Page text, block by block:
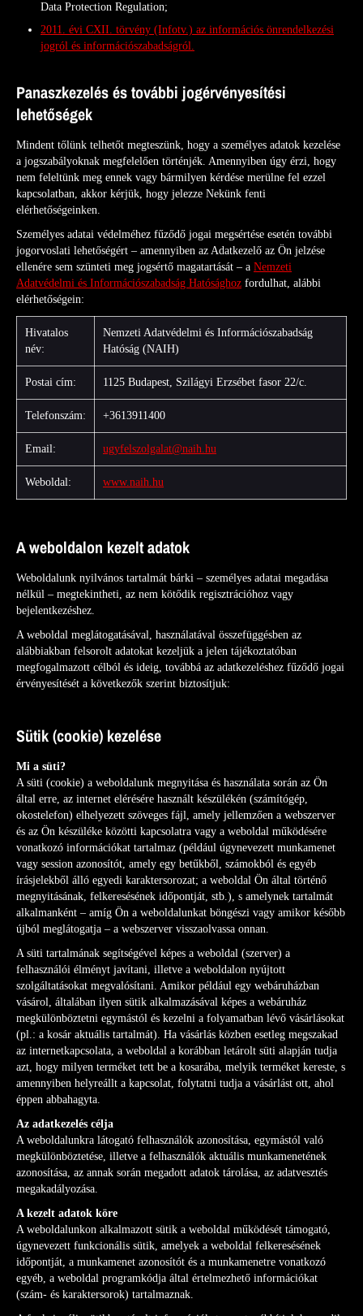
Data Protection Regulation;
2011. évi CXII. törvény (Infotv.) az információs önrendelkezési
jogról és információszabadságról.
Panaszkezelés és további jogérvényesítési
lehetőségek
Mindent tőlünk telhetőt megteszünk, hogy a személyes adatok kezelése
a jogszabályoknak megfelelően történjék. Amennyiben úgy érzi, hogy
nem feleltünk meg ennek vagy bármilyen kérdése merülne fel ezzel
kapcsolatban, akkor kérjük, hogy jelezze Nekünk fenti
elérhetőségeinken.
Személyes adatai védelméhez fűződő jogai megsértése esetén további
jogorvoslati lehetőségért – amennyiben az Adatkezelő az Ön jelzése
ellenére sem szünteti meg jogsértő magatartását – a Nemzeti
Adatvédelmi és Információszabadság Hatósághoz fordulhat, alábbi
elérhetőségein:
Hivatalos
név:
Nemzeti Adatvédelmi és Információszabadság
Hatóság (NAIH)
Postai cím: 1125 Budapest, Szilágyi Erzsébet fasor 22/c.
Telefonszám: +3613911400
Email: ugyfelszolgalat@naih.hu
Weboldal: www.naih.hu
A weboldalon kezelt adatok
Weboldalunk nyilvános tartalmát bárki – személyes adatai megadása
nélkül – megtekintheti, az nem kötődik regisztrációhoz vagy
bejelentkezéshez.
A weboldal meglátogatásával, használatával összefüggésben az
alábbiakban felsorolt adatokat kezeljük a jelen tájékoztatóban
megfogalmazott célból és ideig, továbbá az adatkezeléshez fűződő jogai
érvényesítését a következők szerint biztosítjuk:
Sütik (cookie) kezelése
Mi a süti?
A süti (cookie) a weboldalunk megnyitása és használata során az Ön
által erre, az internet elérésére használt készülékén (számítógép,
okostelefon) elhelyezett szöveges fájl, amely jellemzően a webszerver
és az Ön készüléke közötti kapcsolatra vagy a weboldal működésére
vonatkozó információkat tartalmaz (például úgynevezett munkamenet
vagy session azonosítót, amely egy betűkből, számokból és egyéb
írásjelekből álló egyedi karaktersorozat; a weboldal Ön által történő
megnyitásának, felkeresésének időpontját, stb.), s amelynek tartalmát
alkalmanként – amíg Ön a weboldalunkat böngészi vagy amikor később
újból meglátogatja – a webszerver visszaolvassa onnan.
A süti tartalmának segítségével képes a weboldal (szerver) a
felhasználói élményt javítani, illetve a weboldalon nyújtott
szolgáltatásokat megvalósítani. Amikor például egy webáruházban
vásárol, általában ilyen sütik alkalmazásával képes a webáruház
megkülönböztetni egymástól és kezelni a folyamatban lévő vásárlásokat
(pl.: a kosár aktuális tartalmát). Ha vásárlás közben esetleg megszakad
az internetkapcsolata, a weboldal a korábban letárolt süti alapján tudja
azt, hogy milyen terméket tett be a kosarába, melyik terméket kereste, s
amennyiben helyreállt a kapcsolat, folytatni tudja a vásárlást ott, ahol
éppen abbahagyta.
Az adatkezelés célja
A weboldalunkra látogató felhasználók azonosítása, egymástól való
megkülönböztetése, illetve a felhasználók aktuális munkamenetének
azonosítása, az annak során megadott adatok tárolása, az adatvesztés
megakadályozása.
A kezelt adatok köre
A weboldalunkon alkalmazott sütik a weboldal működését támogató,
úgynevezett funkcionális sütik, amelyek a weboldal felkeresésének
időpontját, a munkamenet azonosítót és a munkamenetre vonatkozó
egyéb, a weboldal programkódja által értelmezhető információkat
(szám- és karaktersorok) tartalmaznak.